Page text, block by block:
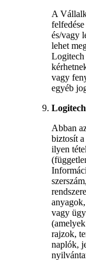
A
és/vagy
lehet
Logitech
vagy
egyéb
Abban
biztosít
ilyen
vagy
rajzok,
naplók,